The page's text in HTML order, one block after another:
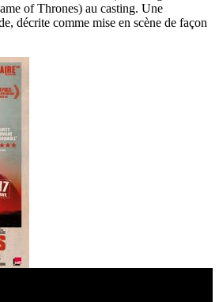
of Thrones) au casting. Une
décrite comme mise en scène de façon